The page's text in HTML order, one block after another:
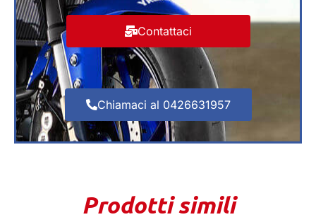
Contattaci
Chiamaci al 0426631957
Prodotti simili